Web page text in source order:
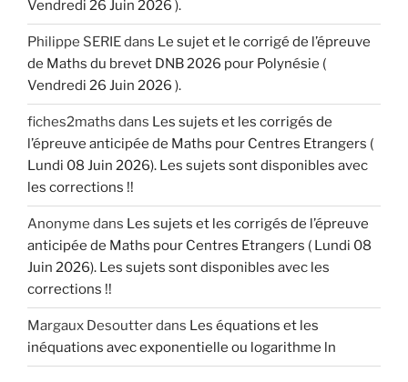
Vendredi 26 Juin 2026 ).
Philippe SERIEdans Le sujet et le corrigé de l’épreuve
de Maths du brevet DNB 2026 pour Polynésie (
Vendredi 26 Juin 2026 ).
fiches2maths dans Les sujets et les corrigés de
l’épreuve anticipée de Maths pour Centres Etrangers (
Lundi 08 Juin 2026). Les sujets sont disponibles avec
les corrections !!
Anonyme dans Les sujets et les corrigés de l’épreuve
anticipée de Maths pour Centres Etrangers ( Lundi 08
Juin 2026). Les sujets sont disponibles avec les
corrections !!
Margaux Desoutterdans Les équations et les
inéquations avec exponentielle ou logarithme ln